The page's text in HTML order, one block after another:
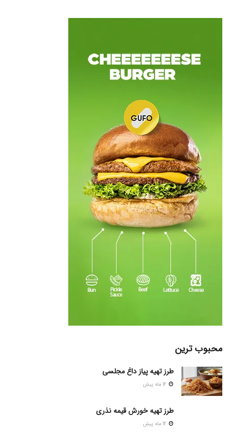
محبوب ترین
طرز تهیه پیاز داغ مجلسی
طرز تهیه خورش قیمه نذری